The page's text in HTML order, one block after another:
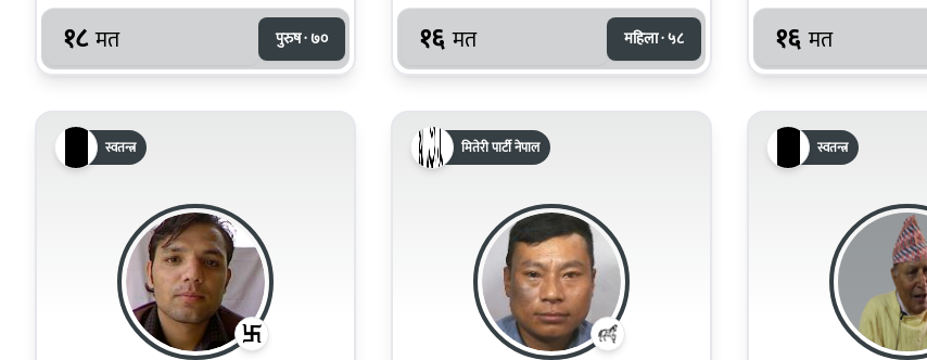
१८ मत पुरुष · ७० १६ मत महिला · ५८ १६ मत
स्वतन्त्र मितेरी पार्टी नेपाल स्वतन्त्र